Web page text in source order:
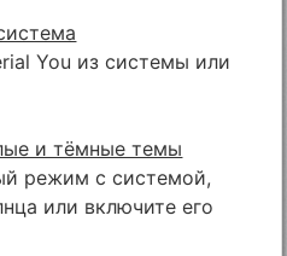
You из системы или
и тёмные темы
режим с системой,
или включите его